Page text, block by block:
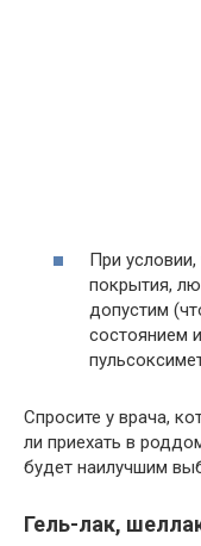
При условии,
покрытия,
допустим
состоянием
Спросите у врача,
ли приехать в
будет наилучшим
Гель-лак,